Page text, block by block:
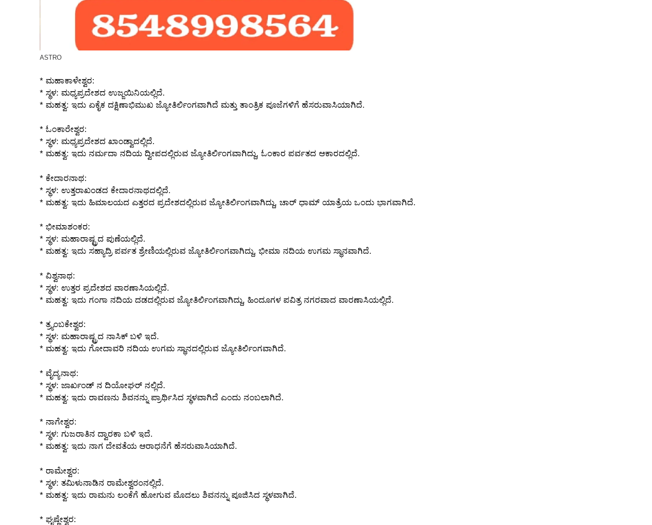
ASTRO
* ಮಹಾಕಾಳೇಶ್ವರ:
* ಸ್ಥಳ: ಮಧ್ಯಪ್ರದೇಶದ ಉಜ್ಜಯಿನಿಯಲ್ಲಿದೆ.
* ಮಹತ್ವ: ಇದು ಏಕೈಕ ದಕ್ಷಿಣಾಭಿಮುಖ ಜ್ಯೋತಿರ್ಲಿಂಗವಾಗಿದೆ ಮತ್ತು ತಾಂತ್ರಿಕ ಪೂಜೆಗಳಿಗೆ ಹೆಸರುವಾಸಿಯಾಗಿದೆ.
* ಓಂಕಾರೇಶ್ವರ:
* ಸ್ಥಳ: ಮಧ್ಯಪ್ರದೇಶದ ಖಾಂಡ್ವಾದಲ್ಲಿದೆ.
* ಮಹತ್ವ: ಇದು ನರ್ಮದಾ ನದಿಯ ದ್ವೀಪದಲ್ಲಿರುವ ಜ್ಯೋತಿರ್ಲಿಂಗವಾಗಿದ್ದು, ಓಂಕಾರ ಪರ್ವತದ ಆಕಾರದಲ್ಲಿದೆ.
* ಕೇದಾರನಾಥ:
* ಸ್ಥಳ: ಉತ್ತರಾಖಂಡದ ಕೇದಾರನಾಥದಲ್ಲಿದೆ.
* ಮಹತ್ವ: ಇದು ಹಿಮಾಲಯದ ಎತ್ತರದ ಪ್ರದೇಶದಲ್ಲಿರುವ ಜ್ಯೋತಿರ್ಲಿಂಗವಾಗಿದ್ದು, ಚಾರ್ ಧಾಮ್ ಯಾತ್ರೆಯ ಒಂದು ಭಾಗವಾಗಿದೆ.
* ಭೀಮಾಶಂಕರ:
* ಸ್ಥಳ: ಮಹಾರಾಷ್ಟ್ರದ ಪುಣೆಯಲ್ಲಿದೆ.
* ಮಹತ್ವ: ಇದು ಸಹ್ಯಾದ್ರಿ ಪರ್ವತ ಶ್ರೇಣಿಯಲ್ಲಿರುವ ಜ್ಯೋತಿರ್ಲಿಂಗವಾಗಿದ್ದು, ಭೀಮಾ ನದಿಯ ಉಗಮ ಸ್ಥಾನವಾಗಿದೆ.
* ವಿಶ್ವನಾಥ:
* ಸ್ಥಳ: ಉತ್ತರ ಪ್ರದೇಶದ ವಾರಣಾಸಿಯಲ್ಲಿದೆ.
* ಮಹತ್ವ: ಇದು ಗಂಗಾ ನದಿಯ ದಡದಲ್ಲಿರುವ ಜ್ಯೋತಿರ್ಲಿಂಗವಾಗಿದ್ದು, ಹಿಂದೂಗಳ ಪವಿತ್ರ ನಗರವಾದ ವಾರಣಾಸಿಯಲ್ಲಿದೆ.
* ತ್ರ್ಯಂಬಕೇಶ್ವರ:
* ಸ್ಥಳ: ಮಹಾರಾಷ್ಟ್ರದ ನಾಸಿಕ್ ಬಳಿ ಇದೆ.
* ಮಹತ್ವ: ಇದು ಗೋದಾವರಿ ನದಿಯ ಉಗಮ ಸ್ಥಾನದಲ್ಲಿರುವ ಜ್ಯೋತಿರ್ಲಿಂಗವಾಗಿದೆ.
* ವೈದ್ಯನಾಥ:
* ಸ್ಥಳ: ಜಾರ್ಖಂಡ್ ನ ದಿಯೋಘರ್ ನಲ್ಲಿದೆ.
* ಮಹತ್ವ: ಇದು ರಾವಣನು ಶಿವನನ್ನು ಪ್ರಾರ್ಥಿಸಿದ ಸ್ಥಳವಾಗಿದೆ ಎಂದು ನಂಬಲಾಗಿದೆ.
* ನಾಗೇಶ್ವರ:
* ಸ್ಥಳ: ಗುಜರಾತಿನ ದ್ವಾರಕಾ ಬಳಿ ಇದೆ.
* ಮಹತ್ವ: ಇದು ನಾಗ ದೇವತೆಯ ಆರಾಧನೆಗೆ ಹೆಸರುವಾಸಿಯಾಗಿದೆ.
* ರಾಮೇಶ್ವರ:
* ಸ್ಥಳ: ತಮಿಳುನಾಡಿನ ರಾಮೇಶ್ವರಂನಲ್ಲಿದೆ.
* ಮಹತ್ವ: ಇದು ರಾಮನು ಲಂಕೆಗೆ ಹೋಗುವ ಮೊದಲು ಶಿವನನ್ನು ಪೂಜಿಸಿದ ಸ್ಥಳವಾಗಿದೆ.
* ಘೃಷ್ಣೇಶ್ವರ: